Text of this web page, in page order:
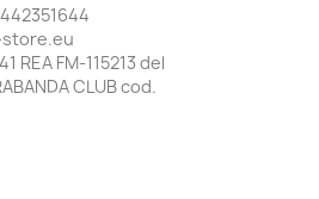
store.eu
REA FM-115213 del
CLUB cod.